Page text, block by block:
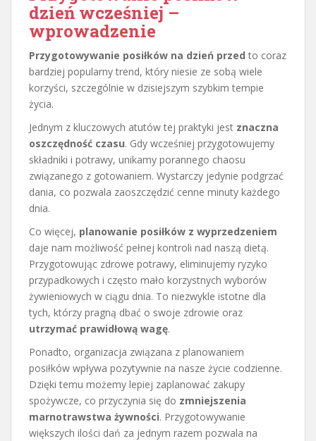
dzień wcześniej –
wprowadzenie
Przygotowywanie posiłków na dzień przed to coraz
bardziej popularny trend, który niesie ze sobą wiele
korzyści, szczególnie w dzisiejszym szybkim tempie
życia.
Jednym z kluczowych atutów tej praktyki jest znaczna
oszczędność czasu. Gdy wcześniej przygotowujemy
składniki i potrawy, unikamy porannego chaosu
związanego z gotowaniem. Wystarczy jedynie podgrzać
dania, co pozwala zaoszczędzić cenne minuty każdego
dnia.
Co więcej, planowanie posiłków z wyprzedzeniem
daje nam możliwość pełnej kontroli nad naszą dietą.
Przygotowując zdrowe potrawy, eliminujemy ryzyko
przypadkowych i często mało korzystnych wyborów
żywieniowych w ciągu dnia. To niezwykle istotne dla
tych, którzy pragną dbać o swoje zdrowie oraz
utrzymać prawidłową wagę.
Ponadto, organizacja związana z planowaniem
posiłków wpływa pozytywnie na nasze życie codzienne.
Dzięki temu możemy lepiej zaplanować zakupy
spożywcze, co przyczynia się do zmniejszenia
marnotrawstwa żywności. Przygotowywanie
większych ilości dań za jednym razem pozwala na